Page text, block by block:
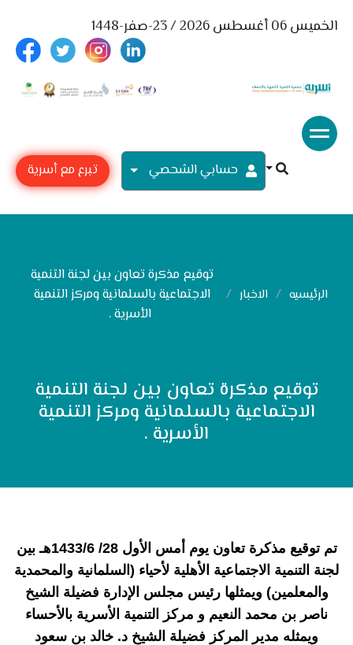
الخميس 06 أغسطس 2026 / 23-صفر-1448
حسابي الشحصي تبرع مع أسرية
الرئيسيه الاخبار
توقيع مذكرة تعاون بين لجنة التنمية
الاجتماعية بالسلمانية ومركز التنمية
الأسرية .
توقيع مذكرة تعاون بين لجنة التنمية
الاجتماعية بالسلمانية ومركز التنمية
الأسرية .
تم توقيع مذكرة تعاون يوم أمس الأول 28/ 1433/6هـ بين
لجنة التنمية الاجتماعية الأهلية لأحياء (السلمانية والمحمدية
والمعلمين) ويمثلها رئيس مجلس الإدارة فضيلة الشيخ
ناصر بن محمد النعيم و مركز التنمية الأسرية بالأحساء
ويمثله مدير المركز فضيلة الشيخ د. خالد بن سعود